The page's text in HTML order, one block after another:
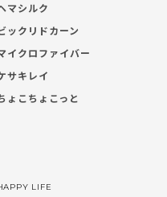
マシルク
ックリドカーン
イクロファイバー
サキレイ
ょこちょこっと
LIFE